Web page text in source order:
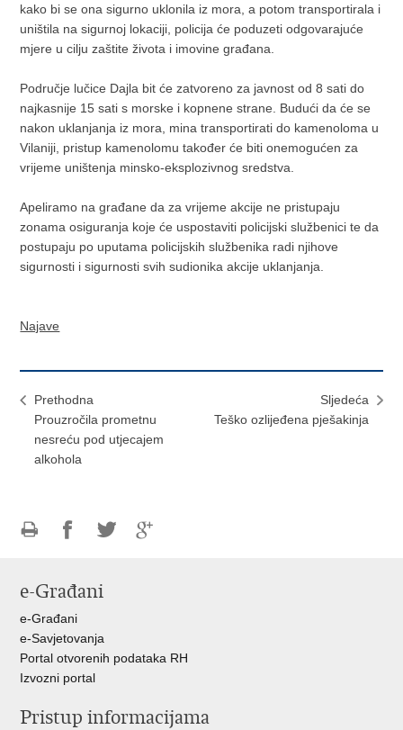
kako bi se ona sigurno uklonila iz mora, a potom transportirala i
uništila na sigurnoj lokaciji, policija će poduzeti odgovarajuće
mjere u cilju zaštite života i imovine građana.
Područje lučice Dajla bit će zatvoreno za javnost od 8 sati do
najkasnije 15 sati s morske i kopnene strane. Budući da će se
nakon uklanjanja iz mora, mina transportirati do kamenoloma u
Vilaniji, pristup kamenolomu također će biti onemogućen za
vrijeme uništenja minsko-eksplozivnog sredstva.
Apeliramo na građane da za vrijeme akcije ne pristupaju
zonama osiguranja koje će uspostaviti policijski službenici te da
postupaju po uputama policijskih službenika radi njihove
sigurnosti i sigurnosti svih sudionika akcije uklanjanja.
Najave
Prethodna
Prouzročila prometnu
nesreću pod utjecajem
alkohola
Sljedeća
Teško ozlijeđena pješakinja
FacebookuTwitteru
e-Građani
e-Građani
e-Savjetovanja
Portal otvorenih podataka RH
Izvozni portal
Pristup informacijama